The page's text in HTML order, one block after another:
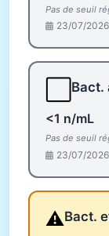
Pas de seuil
23/07/2026
Bact.
<1 n/mL
Pas de seuil
23/07/2026
⚠️Bact.